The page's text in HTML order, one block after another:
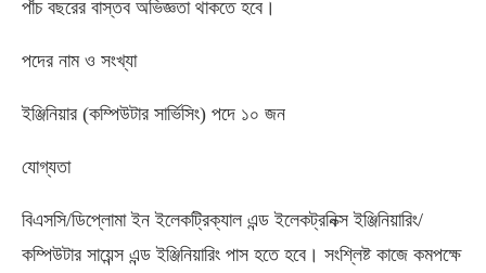
পাঁচ বছরের বাস্তব অভিজ্ঞতা থাকতে হবে।
পদের নাম ও সংখ্যা
ইঞ্জিনিয়ার (কম্পিউটার সার্ভিসিং) পদে ১০ জন
যোগ্যতা
বিএসসি/ডিপ্লোমা ইন ইলেকট্রিক্যাল এন্ড ইলেকট্রনিক্স ইঞ্জিনিয়ারিং/
কম্পিউটার সায়েন্স এন্ড ইঞ্জিনিয়ারিং পাস হতে হবে। সংশ্লিষ্ট কাজে কমপক্ষে